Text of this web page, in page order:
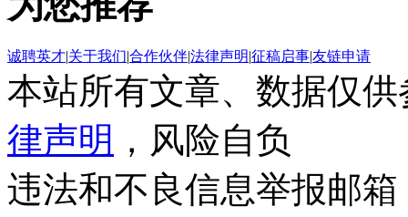
诚聘英才|关于我们|合作伙伴|法律声明|征稿启事|友链申请
本站所有文章、数据仅
律声明 ，风险自负
违法和不良信息举报邮箱